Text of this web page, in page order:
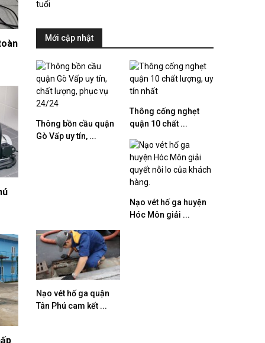
Mới cập nhật
Thông bồn cầu quận
Gò Vấp uy tín, ...
Thông cống nghẹt
quận 10 chất ...
Nạo vét hố ga huyện
Hóc Môn giải ...
Nạo vét hố ga quận
Tân Phú cam kết ...